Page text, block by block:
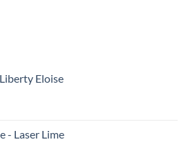
Eloise
- Laser Lime